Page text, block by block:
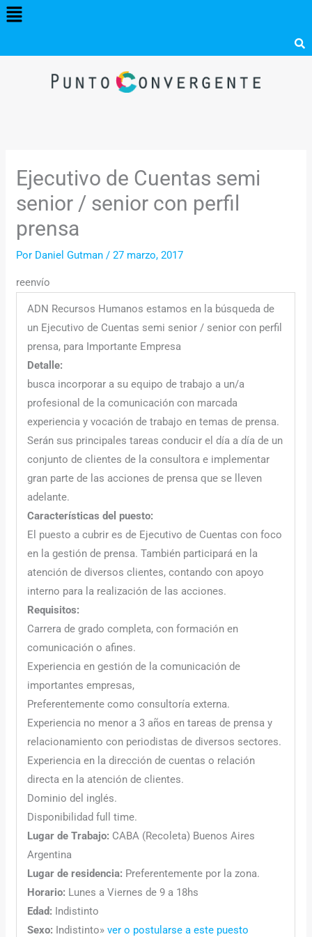
Menú
Ejecutivo de Cuentas semi
senior / senior con perfil
prensa
Por Daniel Gutman/27 marzo, 2017
reenvío
ADN Recursos Humanos estamos en la búsqueda de
un Ejecutivo de Cuentas semi senior / senior con perfil
prensa, para Importante Empresa
Detalle:
busca incorporar a su equipo de trabajo a un/a
profesional de la comunicación con marcada
experiencia y vocación de trabajo en temas de prensa.
Serán sus principales tareas conducir el día a día de un
conjunto de clientes de la consultora e implementar
gran parte de las acciones de prensa que se lleven
adelante.
Características del puesto:
El puesto a cubrir es de Ejecutivo de Cuentas con foco
en la gestión de prensa. También participará en la
atención de diversos clientes, contando con apoyo
interno para la realización de las acciones.
Requisitos:
Carrera de grado completa, con formación en
comunicación o afines.
Experiencia en gestión de la comunicación de
importantes empresas,
Preferentemente como consultoría externa.
Experiencia no menor a 3 años en tareas de prensa y
relacionamiento con periodistas de diversos sectores.
Experiencia en la dirección de cuentas o relación
directa en la atención de clientes.
Dominio del inglés.
Disponibilidad full time.
Lugar de Trabajo: CABA (Recoleta) Buenos Aires
Argentina
Lugar de residencia: Preferentemente por la zona.
Horario: Lunes a Viernes de 9 a 18hs
Edad: Indistinto
Sexo: Indistinto» ver o postularse a este puesto